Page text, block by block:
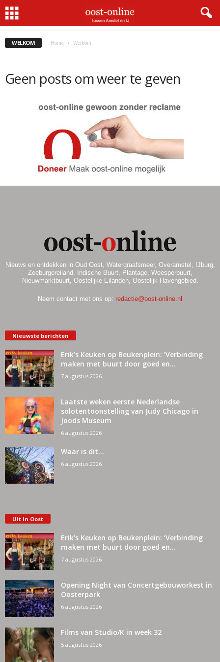
GELUIDEN UIT OOST OUD NIEUWS
WELKOM Home Welkom
Geen posts om weer te geven
Nieuws en ontdekken in Oud Oost, Watergraafsmeer, Overamstel, IJburg,
Zeeburgereiland, Indische Buurt, Plantage, Weesperbuurt,
Nieuwmarktbuurt, Oostelijke Eilanden, Oostelijk Havengebied.
Neem contact met ons op: redactie@oost-online.nl
Nieuwste berichten
Erik’s Keuken op Beukenplein: ‘Verbinding
maken met buurt door goed en...
7 augustus 2026
Laatste weken eerste Nederlandse
solotentoonstelling van Judy Chicago in
Joods Museum
6 augustus 2026
Waar is dit…
6 augustus 2026
Uit in Oost
Erik’s Keuken op Beukenplein: ‘Verbinding
maken met buurt door goed en...
7 augustus 2026
Opening Night van Concertgebouworkest in
Oosterpark
6 augustus 2026
Films van Studio/K in week 32
5 augustus 2026